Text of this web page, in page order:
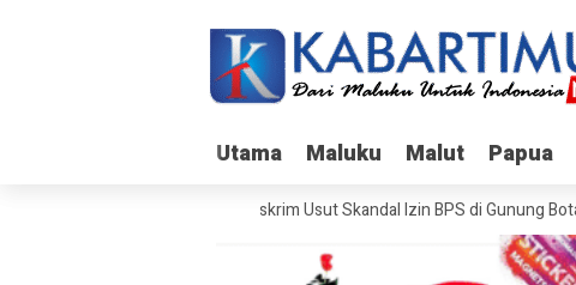
Utama Maluku Malut Papua
Utama Maluku Malut Papua
Bareskrim Usut Skandal Izin BPS di Gunung Botak